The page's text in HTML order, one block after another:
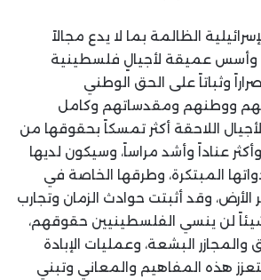
الظالمة بما لا يدع مجالاً
وأسس عميقة لأجيالٍ فلسطينية
وثباتاً على الحق الوطني
ووطنهم ومقدساتهم وكامل
اللاحقة أكثر تمسكاً بحقوقها من
عناداً وأشد مراساً، وسيكون لديها
المبتكرة، وطرقها الخاصة في
الأرض، وقد أثبتت حوادث الزمان وتجارب
لن ينسي الفلسطينيين حقوقهم،
والمجازر البشعة، وعمليات الإبادة
هذه المفاهيم والمعاني وتبني